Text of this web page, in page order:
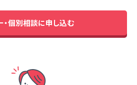
・個別相談に申し込む